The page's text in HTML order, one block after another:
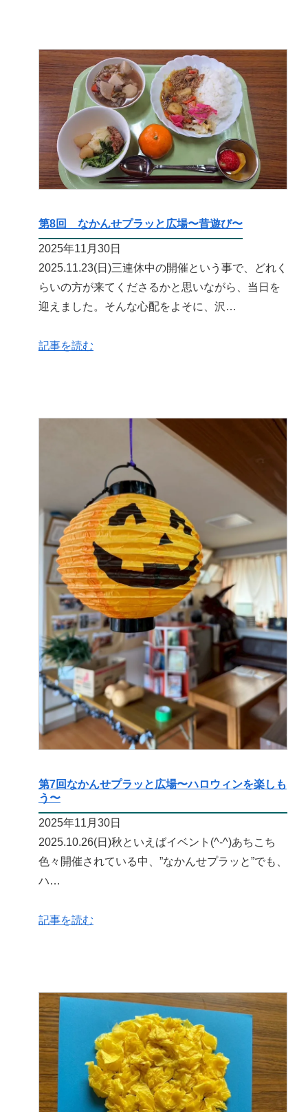
第8回 なかんせプラッと広場〜昔遊び〜
2025年11月30日
2025.11.23(日)三連休中の開催という事で、どれく
らいの方が来てくださるかと思いながら、当日を
迎えました。そんな心配をよそに、沢…
記事を読む
第7回なかんせプラッと広場〜ハロウィンを楽しも
う〜
2025年11月30日
2025.10.26(日)秋といえばイベント(^-^)あちこち
色々開催されている中、”なかんせプラッと”でも、
ハ…
記事を読む